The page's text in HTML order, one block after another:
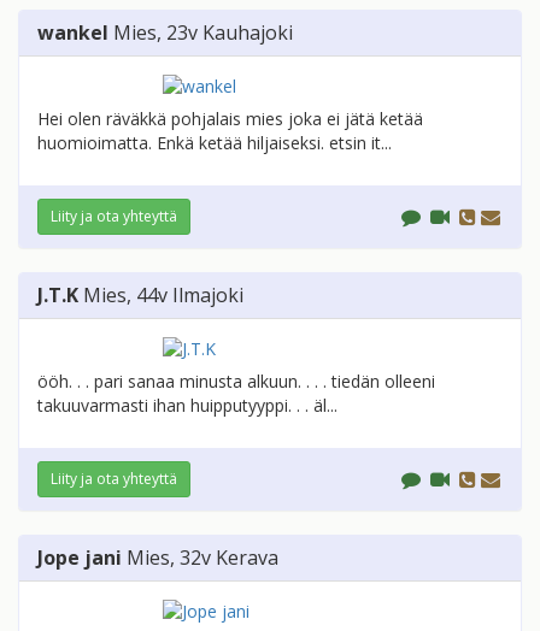
wankel Mies, 23v Kauhajoki
Hei olen räväkkä pohjalais mies joka ei jätä ketää
huomioimatta. Enkä ketää hiljaiseksi. etsin it...
Liity ja ota yhteyttä
J.T.K Mies, 44v Ilmajoki
ööh. . . pari sanaa minusta alkuun. . . . tiedän olleeni
takuuvarmasti ihan huipputyyppi. . . äl...
Liity ja ota yhteyttä
Jope jani Mies, 32v Kerava